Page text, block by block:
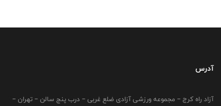
آدرس
آزاد راه کرج – مجموعه ورزشی آزادی ضلع غربی – درب پنج سالن – تهران –